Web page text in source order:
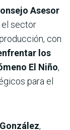
Asesor
el sector
con
los
El Niño,
para el
,